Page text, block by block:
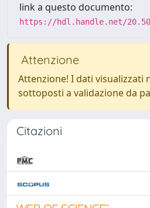
link a questo documento:
https://hdl.handle.net/
Attenzione
Attenzione! I dati visualizzati
sottoposti a validazione da
Citazioni